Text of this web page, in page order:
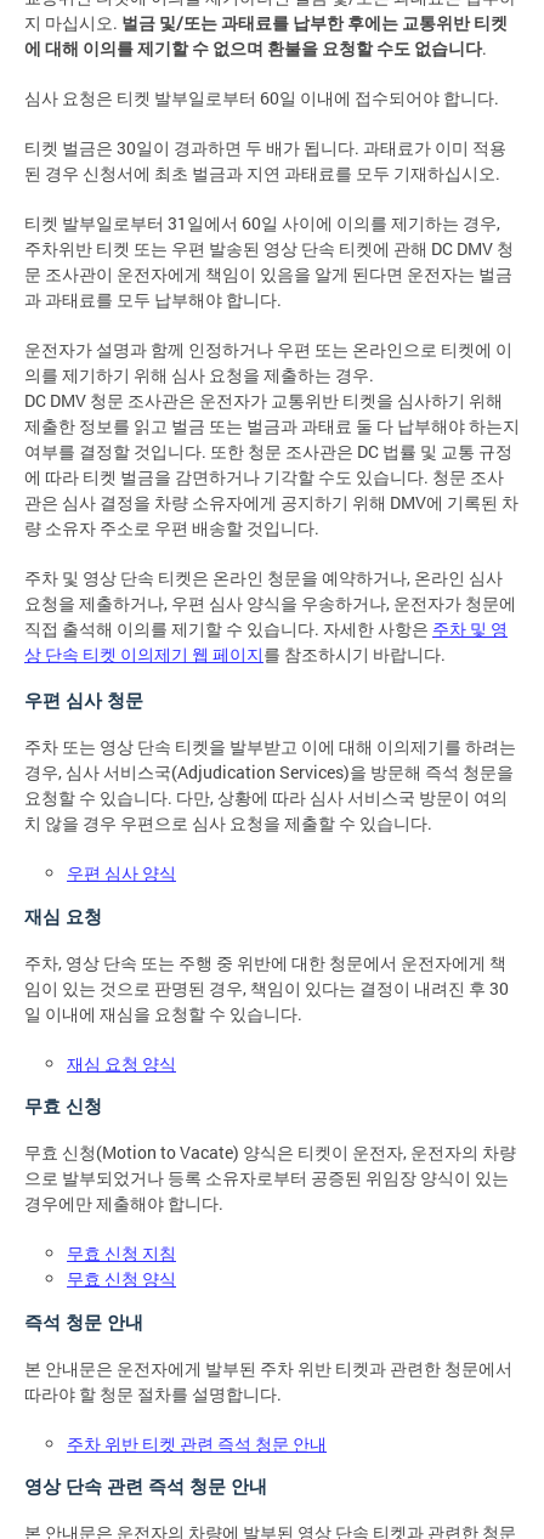
지 마십시오. 벌금 및/또는 과태료를 납부한 후에는 교통위반 티켓
에 대해 이의를 제기할 수 없으며 환불을 요청할 수도 없습니다.
심사 요청은 티켓 발부일로부터 60일 이내에 접수되어야 합니다.
티켓 벌금은 30일이 경과하면 두 배가 됩니다. 과태료가 이미 적용
된 경우 신청서에 최초 벌금과 지연 과태료를 모두 기재하십시오.
티켓 발부일로부터 31일에서 60일 사이에 이의를 제기하는 경우,
주차위반 티켓 또는 우편 발송된 영상 단속 티켓에 관해 DC DMV 청
문 조사관이 운전자에게 책임이 있음을 알게 된다면 운전자는 벌금
과 과태료를 모두 납부해야 합니다.
운전자가 설명과 함께 인정하거나 우편 또는 온라인으로 티켓에 이
의를 제기하기 위해 심사 요청을 제출하는 경우.
DC DMV 청문 조사관은 운전자가 교통위반 티켓을 심사하기 위해
제출한 정보를 읽고 벌금 또는 벌금과 과태료 둘 다 납부해야 하는지
여부를 결정할 것입니다. 또한 청문 조사관은 DC 법률 및 교통 규정
에 따라 티켓 벌금을 감면하거나 기각할 수도 있습니다. 청문 조사
관은 심사 결정을 차량 소유자에게 공지하기 위해 DMV에 기록된 차
량 소유자 주소로 우편 배송할 것입니다.
주차 및 영상 단속 티켓은 온라인 청문을 예약하거나, 온라인 심사
요청을 제출하거나, 우편 심사 양식을 우송하거나, 운전자가 청문에
직접 출석해 이의를 제기할 수 있습니다. 자세한 사항은 주차 및 영
상 단속 티켓 이의제기 웹 페이지를 참조하시기 바랍니다.
우편 심사 청문
주차 또는 영상 단속 티켓을 발부받고 이에 대해 이의제기를 하려는
경우, 심사 서비스국(Adjudication Services)을 방문해 즉석 청문을
요청할 수 있습니다. 다만, 상황에 따라 심사 서비스국 방문이 여의
치 않을 경우 우편으로 심사 요청을 제출할 수 있습니다.
우편 심사 양식
재심 요청
주차, 영상 단속 또는 주행 중 위반에 대한 청문에서 운전자에게 책
임이 있는 것으로 판명된 경우, 책임이 있다는 결정이 내려진 후 30
일 이내에 재심을 요청할 수 있습니다.
재심 요청 양식
무효 신청
무효 신청(Motion to Vacate) 양식은 티켓이 운전자, 운전자의 차량
으로 발부되었거나 등록 소유자로부터 공증된 위임장 양식이 있는
경우에만 제출해야 합니다.
무효 신청 지침
무효 신청 양식
즉석 청문 안내
본 안내문은 운전자에게 발부된 주차 위반 티켓과 관련한 청문에서
따라야 할 청문 절차를 설명합니다.
주차 위반 티켓 관련 즉석 청문 안내
영상 단속 관련 즉석 청문 안내
본 안내문은 운전자의 차량에 발부된 영상 단속 티켓과 관련한 청문